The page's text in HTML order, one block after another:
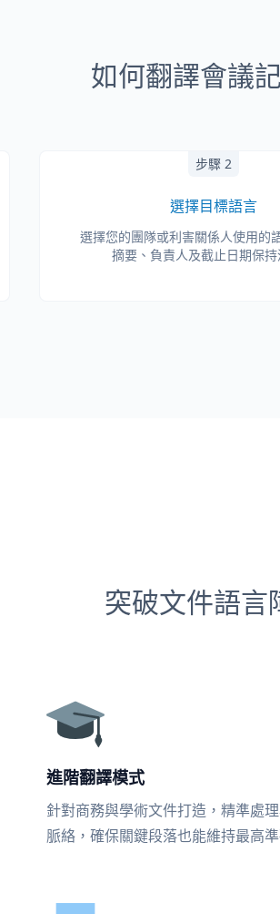
如何翻譯會議
步驟 2
選擇目標語言
選擇您的團隊或利害關係人使用的
摘要、負責人及截止日期保持
突破文件語言
進階翻譯模式
針對商務與學術文件打造，精準處
脈絡，確保關鍵段落也能維持最高準